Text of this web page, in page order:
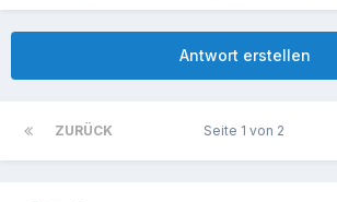
Antwort erstellen
ZURÜCK Seite 1 von 2